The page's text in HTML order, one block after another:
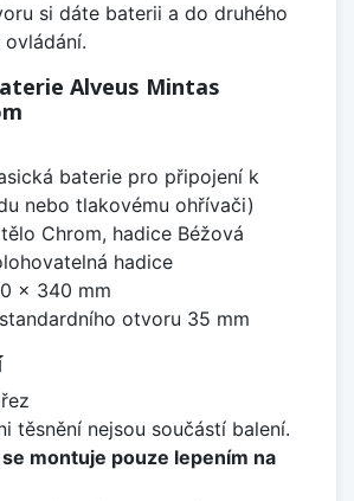
si dáte baterii a do druhého
Alveus Mintas
baterie pro připojení k
nebo tlakovému ohřívači)
tělo Chrom, hadice Béžová
hadice
x 340 mm
otvoru 35 mm
těsnění nejsou součástí balení.
montuje pouze lepením na